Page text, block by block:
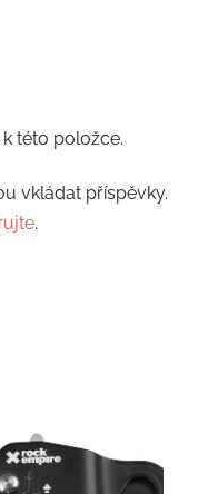
této položce.
vkládat příspěvky.
.